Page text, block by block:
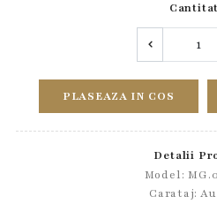
PLASEAZA IN COS
Detalii
Model:
Carataj: